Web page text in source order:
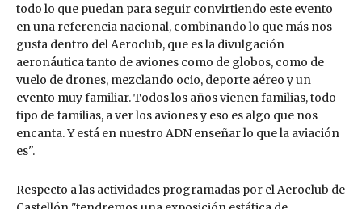
todo lo que puedan para seguir convirtiendo este evento
en una referencia nacional, combinando lo que más nos
gusta dentro del Aeroclub, que es la divulgación
aeronáutica tanto de aviones como de globos, como de
vuelo de drones, mezclando ocio, deporte aéreo y un
evento muy familiar. Todos los años vienen familias, todo
tipo de familias, a ver los aviones y eso es algo que nos
encanta. Y está en nuestro ADN enseñar lo que la aviación
es".
Respecto a las actividades programadas por el Aeroclub de